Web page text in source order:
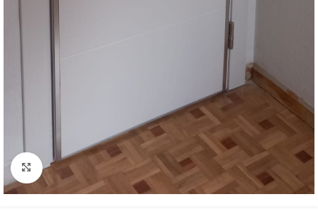
Clic para ampliar